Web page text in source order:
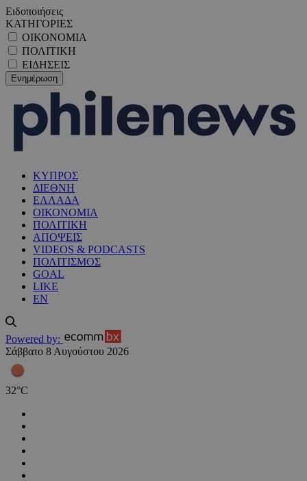
Ειδοποιήσεις
ΚΑΤΗΓΟΡΙΕΣ
ΟΙΚΟΝΟΜΙΑ
ΠΟΛΙΤΙΚΗ
ΕΙΔΗΣΕΙΣ
ΚΥΠΡΟΣ
ΔΙΕΘΝΗ
ΕΛΛΑΔΑ
ΟΙΚΟΝΟΜΙΑ
ΠΟΛΙΤΙΚΗ
ΑΠΟΨΕΙΣ
VIDEOS & PODCASTS
ΠΟΛΙΤΙΣΜΟΣ
GOAL
LIKE
EN
Powered by:
Σάββατο 8 Αυγούστου 2026
32°C